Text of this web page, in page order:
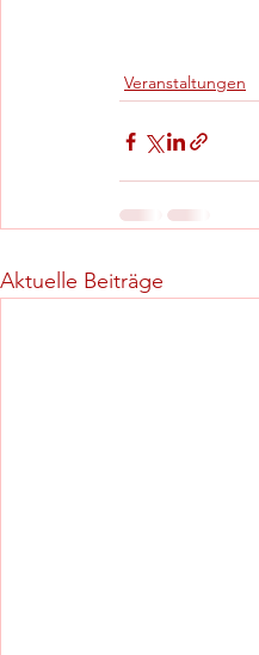
Veranstaltungen
Aktuelle Beiträge